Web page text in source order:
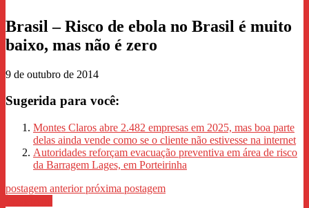
Brasil – Risco de ebola no Brasil é muito
baixo, mas não é zero
9 de outubro de 2014
Sugerida para você:
Montes Claros abre 2.482 empresas em 2025, mas boa parte
delas ainda vende como se o cliente não estivesse na internet
Autoridades reforçam evacuação preventiva em área de risco
da Barragem Lages, em Porteirinha
postagem anteriorpróxima postagem